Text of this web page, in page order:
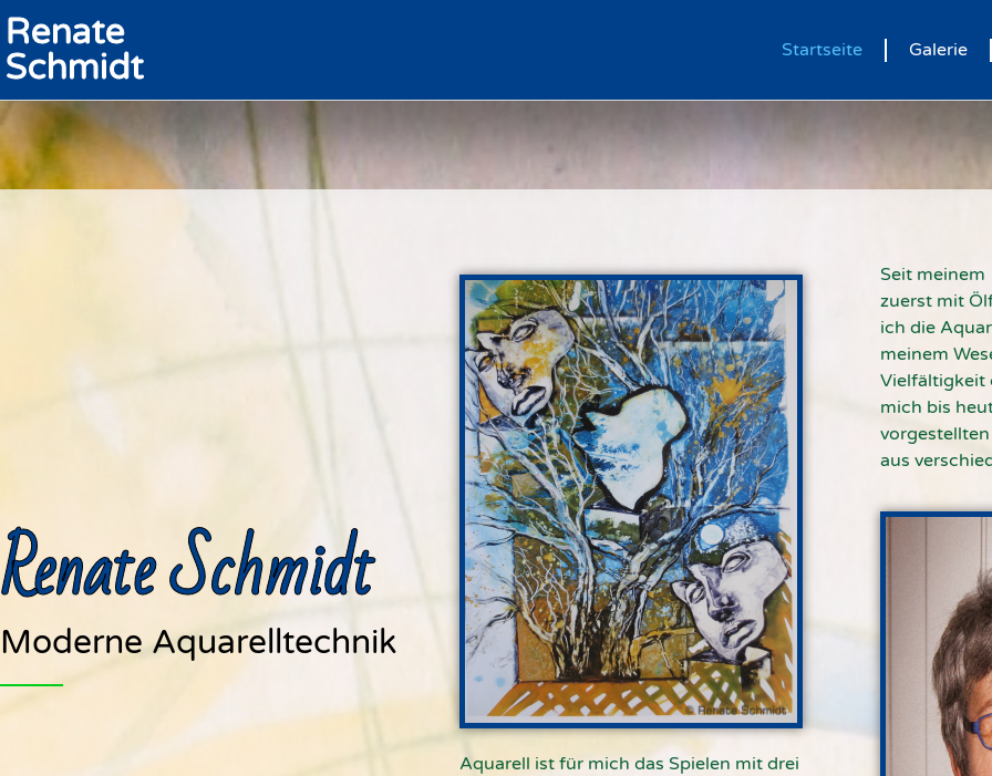
Renate
Schmidt
Startseite Galerie
Renate Schmidt
Moderne Aquarelltechnik
Aquarell ist für mich das Spielen mit drei
Seit meinem
zuerst mit
ich die
meinem
Vielfältigkeit
mich bis
aus